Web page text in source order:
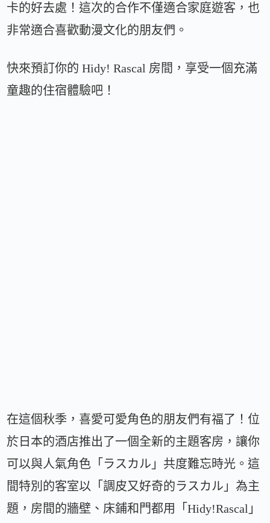
卡的好去處！這次的合作不僅適合家庭遊客，也
非常適合喜歡動漫文化的朋友們。
快來預訂你的 Hidy! Rascal 房間，享受一個充滿
童趣的住宿體驗吧！
在這個秋季，喜愛可愛角色的朋友們有福了！位
於日本的酒店推出了一個全新的主題客房，讓你
可以與人氣角色「ラスカル」共度難忘時光。這
間特別的客室以「調皮又好奇的ラスカル」為主
題，房間的牆壁、床鋪和門都用「Hidy!Rascal」